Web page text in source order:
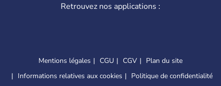
Retrouvez nos applications :
Mentions légales CGU CGV
Plan du site
Informations relatives aux cookies
Politique de confidentialité